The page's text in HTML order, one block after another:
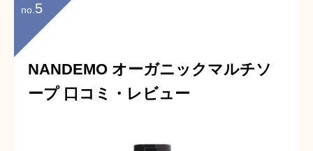
no. 5
NANDEMO オーガニックマルチソ
ープ 口コミ・レビュー